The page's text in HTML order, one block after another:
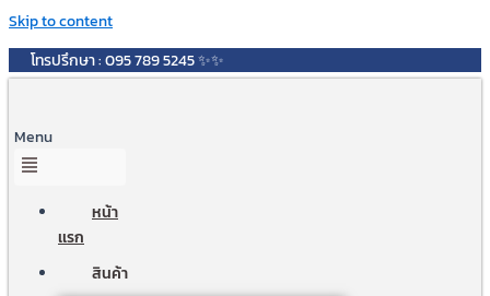
Skip to content
โทรปรึกษา : 095 789 5245 ✨✨
Menu
หน้า
เเรก
สินค้า